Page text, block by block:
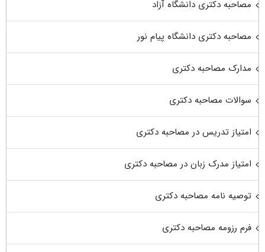
مصاحبه دکتری دانشگاه آزاد
مصاحبه دکتری دانشگاه پیام نور
مدارک مصاحبه دکتری
سوالات مصاحبه دکتری
امتیاز تدریس در مصاحبه دکتری
امتیاز مدرک زبان در مصاحبه دکتری
توصیه نامه مصاحبه دکتری
فرم رزومه مصاحبه دکتری